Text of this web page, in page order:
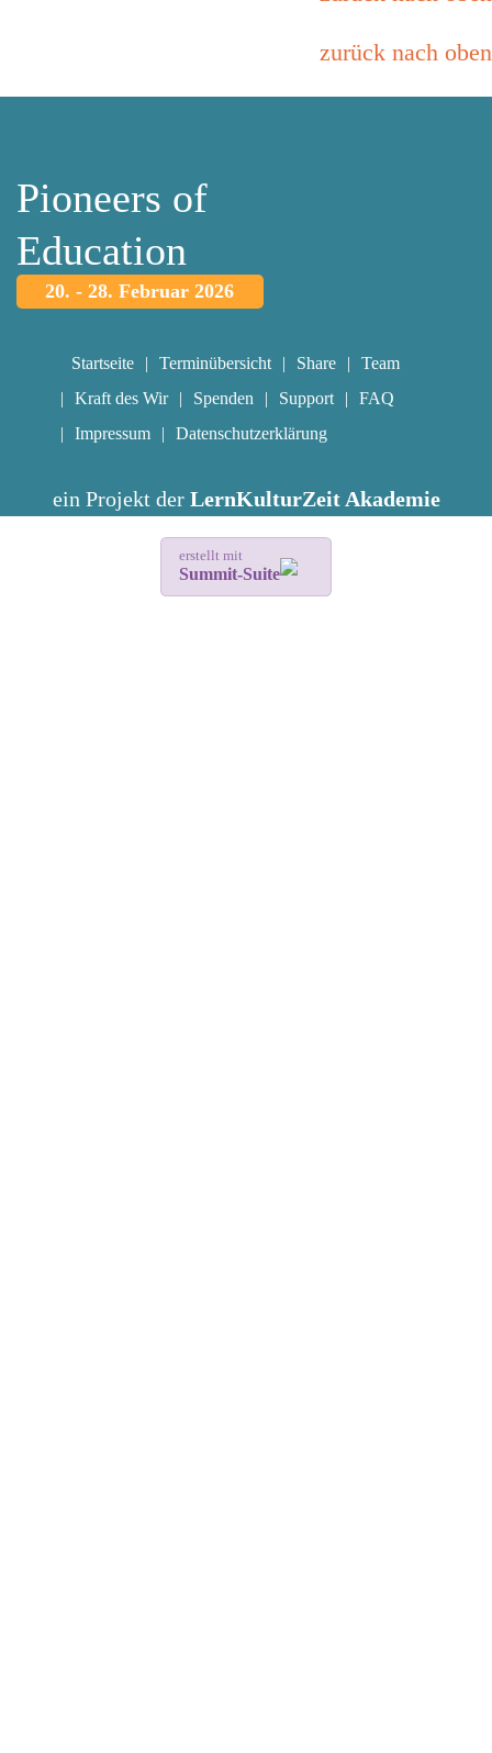
zurück nach oben
Pioneers of
Education
20. - 28. Februar 2026
Startseite Terminübersicht Share
Team
Kraft des Wir
Spenden Support
FAQ
Impressum
Datenschutzerklärung
ein Projekt der LernKulturZeit Akademie
erstellt mit
Summit-Suite